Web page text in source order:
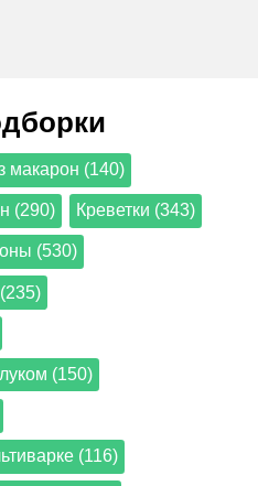
макарон (140)
(290) Креветки (343)
(530)
(150)
(116)